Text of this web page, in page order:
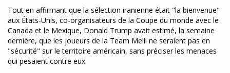
Tout en affirmant que la sélection iranienne était "la bienvenue"
aux États-Unis, co-organisateurs de la Coupe du monde avec le
Canada et le Mexique, Donald Trump avait estimé, la semaine
dernière, que les joueurs de la Team Melli ne seraient pas en
"sécurité" sur le territoire américain, sans préciser les menaces
qui pesaient contre eux.